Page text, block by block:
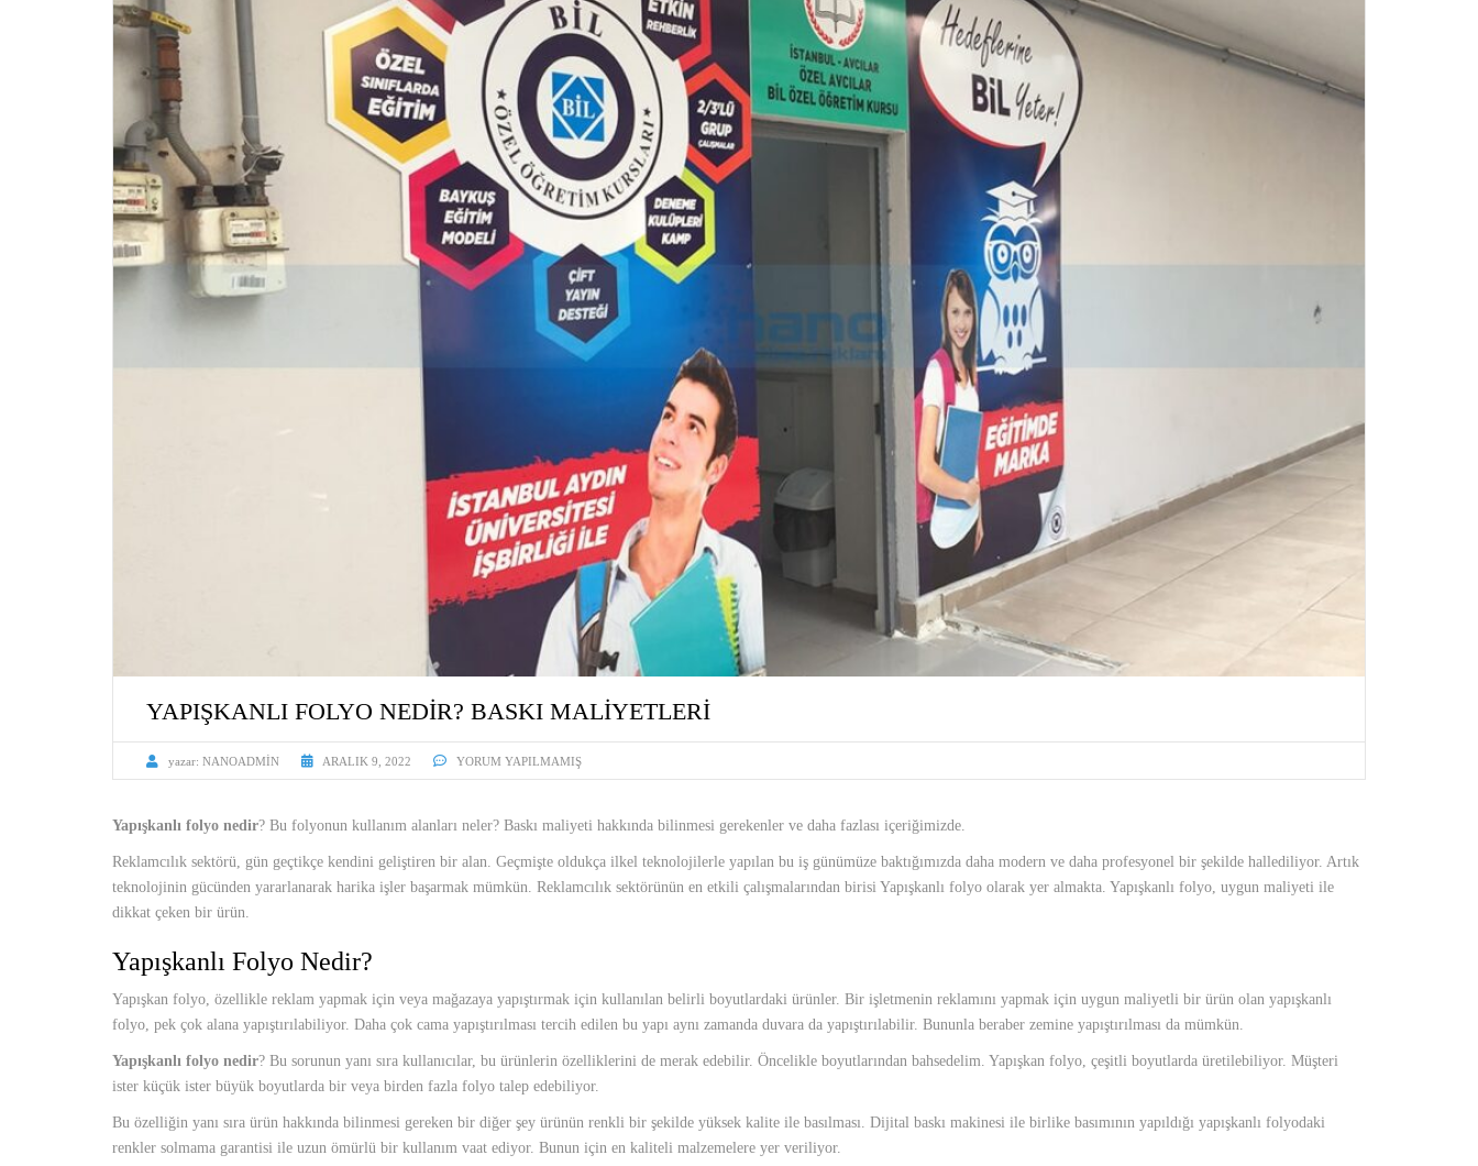
APARTMAN TABELASI
STRAFOR (KÖPÜK) TABELA
YAPIŞKANLI FOLYO NEDIR? BASKI MALIYETLERI
yazar: NANOADMIN ARALIK 9, 2022 YORUM YAPILMAMIŞ
Yapışkanlı folyo nedir? Bu folyonun kullanım alanları neler? Baskı maliyeti hakkında bilinmesi gerekenler ve daha fazlası içeriğimizde.
Reklamcılık sektörü, gün geçtikçe kendini geliştiren bir alan. Geçmişte oldukça ilkel teknolojilerle yapılan bu iş günümüze baktığımızda daha modern ve daha profesyonel bir şekilde hallediliyor. Artık
teknolojinin gücünden yararlanarak harika işler başarmak mümkün. Reklamcılık sektörünün en etkili çalışmalarından birisi Yapışkanlı folyo olarak yer almakta. Yapışkanlı folyo, uygun maliyeti ile
dikkat çeken bir ürün.
Yapışkanlı Folyo Nedir?
Yapışkan folyo, özellikle reklam yapmak için veya mağazaya yapıştırmak için kullanılan belirli boyutlardaki ürünler. Bir işletmenin reklamını yapmak için uygun maliyetli bir ürün olan yapışkanlı
folyo, pek çok alana yapıştırılabiliyor. Daha çok cama yapıştırılması tercih edilen bu yapı aynı zamanda duvara da yapıştırılabilir. Bununla beraber zemine yapıştırılması da mümkün.
Yapışkanlı folyo nedir? Bu sorunun yanı sıra kullanıcılar, bu ürünlerin özelliklerini de merak edebilir. Öncelikle boyutlarından bahsedelim. Yapışkan folyo, çeşitli boyutlarda üretilebiliyor. Müşteri
ister küçük ister büyük boyutlarda bir veya birden fazla folyo talep edebiliyor.
Bu özelliğin yanı sıra ürün hakkında bilinmesi gereken bir diğer şey ürünün renkli bir şekilde yüksek kalite ile basılması. Dijital baskı makinesi ile birlike basımının yapıldığı yapışkanlı folyodaki
renkler solmama garantisi ile uzun ömürlü bir kullanım vaat ediyor. Bunun için en kaliteli malzemelere yer veriliyor.